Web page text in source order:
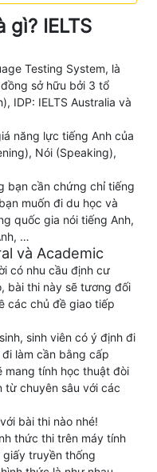
gì? IELTS
Testing System, là
sở hữu bởi 3 tổ
IDP: IELTS Australia và
năng lực tiếng Anh của
Nói (Speaking),
bạn cần chứng chỉ tiếng
muốn đi du học và
quốc gia nói tiếng Anh,
…
và Academic
có nhu cầu định cư
bài thi này sẽ tương đối
các chủ đề giao tiếp
sinh viên có ý định đi
làm cần bằng cấp
mang tính học thuật đòi
từ chuyên sâu với các
bài thi nào nhé!
thức thi trên máy tính
truyền thống